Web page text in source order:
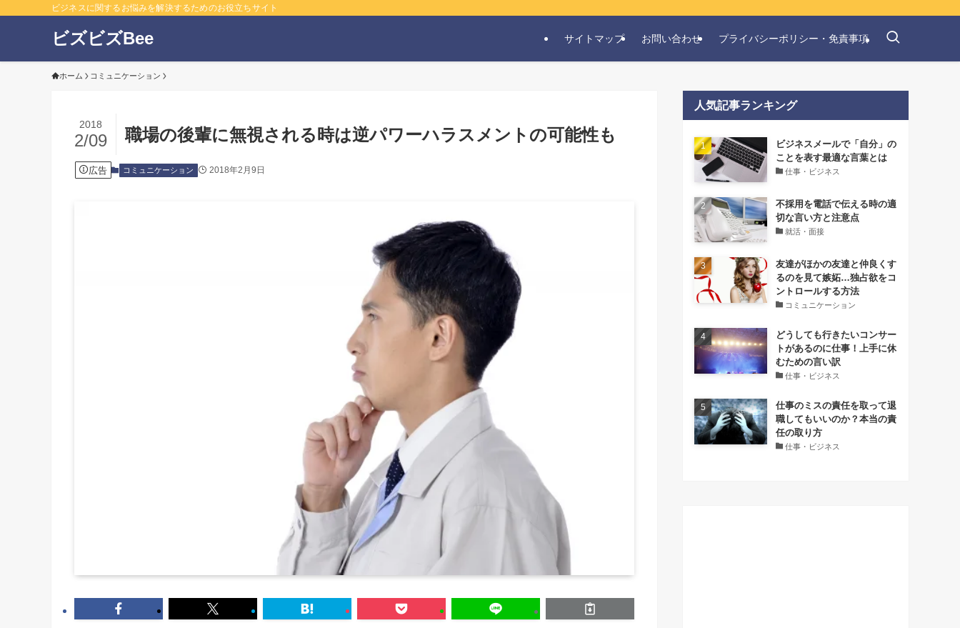
ビジネスに関するお悩みを解決するためのお役立ちサイト
ビズビズBee サイトマップ お問い合わせ プライバシーポリシー・免責事項
ホーム コミュニケーション
職場の後輩に無視される時は逆パワーハラスメントの可能性も
2018
2/09
広告 コミュニケーション 2018年2月9日
人気記事ランキング
‌ビジネスメールで「自分」の
ことを表す最適な言葉とは
仕事・ビジネス
不採用を電話で伝える時の適
切な言い方と注意点
就活・面接
友達がほかの友達と仲良くす
るのを見て嫉妬…独占欲をコ
ントロールする方法
コミュニケーション
どうしても行きたいコンサー
トがあるのに仕事！上手に休
むための言い訳
仕事・ビジネス
仕事のミスの責任を取って退
職してもいいのか？本当の責
任の取り方
仕事・ビジネス